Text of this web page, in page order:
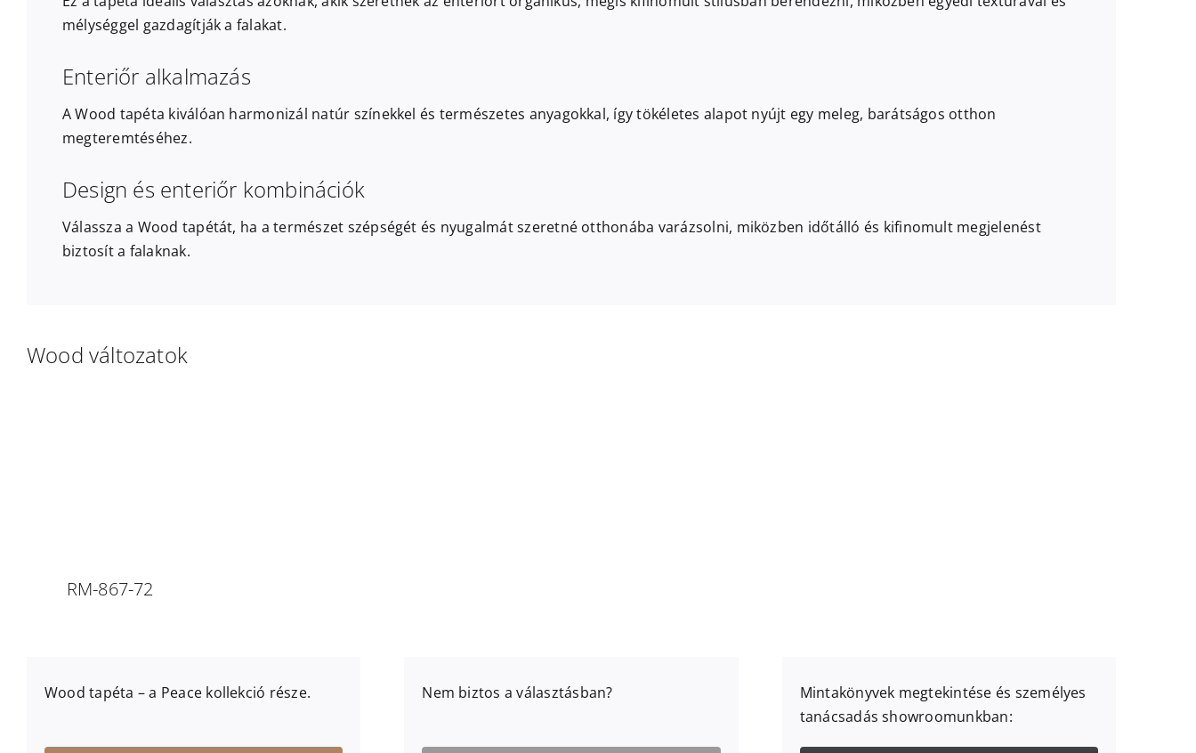
mélységgel gazdagítják a falakat.
Enteriőr alkalmazás
A Wood tapéta kiválóan harmonizál natúr színekkel és természetes anyagokkal, így tökéletes alapot nyújt egy meleg, barátságos otthon
megteremtéséhez.
Design és enteriőr kombinációk
Válassza a Wood tapétát, ha a természet szépségét és nyugalmát szeretné otthonába varázsolni, miközben időtálló és kifinomult megjelenést
biztosít a falaknak.
Wood változatok
RM-867-72
Wood tapéta – a Peace kollekció része. Nem biztos a választásban?
Mintakönyvek megtekintése és személyes
tanácsadás showroomunkban: